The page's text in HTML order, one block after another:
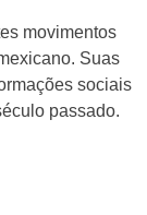
movimentos
Suas
sociais
passado.